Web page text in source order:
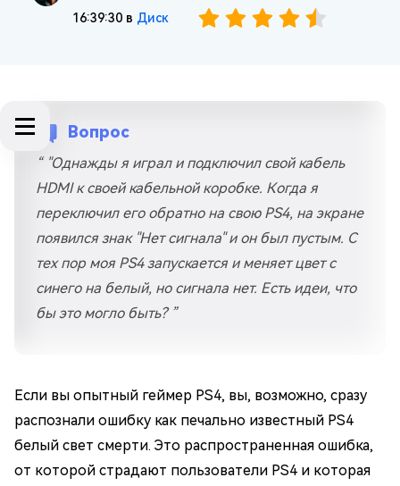
16:39:30 в Диск
Вопрос
“ "Однажды я играл и подключил свой кабель
HDMI к своей кабельной коробке. Когда я
переключил его обратно на свою PS4, на экране
появился знак "Нет сигнала" и он был пустым. С
тех пор моя PS4 запускается и меняет цвет с
синего на белый, но сигнала нет. Есть идеи, что
бы это могло быть? ”
Если вы опытный геймер PS4, вы, возможно, сразу
распознали ошибку как печально известный PS4
белый свет смерти. Это распространенная ошибка,
от которой страдают пользователи PS4 и которая